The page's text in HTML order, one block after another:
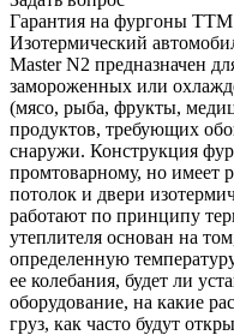
Гарантия на фургоны ТТМ
Изотермический
Master N2 предназначен
замороженных или
(мясо, рыба, фрукты,
продуктов, требующих
снаружи. Конструкция
промтоварному, но имеет
потолок и двери
работают по принципу
утеплителя основан на
определенную
ее колебания, будет ли
оборудование, на какие
груз, как часто будут